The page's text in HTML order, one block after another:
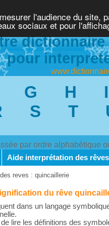
l'audience du site,
sociaux et pour
pour
G H I
S T
par ordre alphabétique
Aide interprétation des rêves
reves : quincaillerie
du rêve
dans un langage
de lire les définitions des